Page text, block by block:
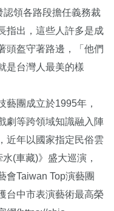
領各路段擔任義務裁
指出，這些人許多是成
頭盔守著路邊，「他們
是台灣人最美的樣
藝團成立於1995年，
劇等跨領域知識融入陣
近年以國家指定民俗雲
(車藏)》盛大巡演，
會Taiwan Top演藝團
台中市表演藝術最高榮